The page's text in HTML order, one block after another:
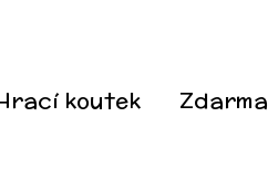
koutek Zdarma